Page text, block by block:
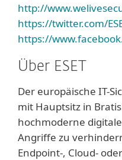
http://
https://twitter.com/
https://
Über ESET
Der europäische IT-
mit Hauptsitz in
hochmoderne
Angriffe zu
Endpoint-, Cloud-